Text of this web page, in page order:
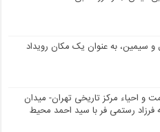
و سیمین، به عنوان یک مکان رویداد
و احیاء مرکز تاریخی تهران- میدان
رستمی فر با سید احمد محیط